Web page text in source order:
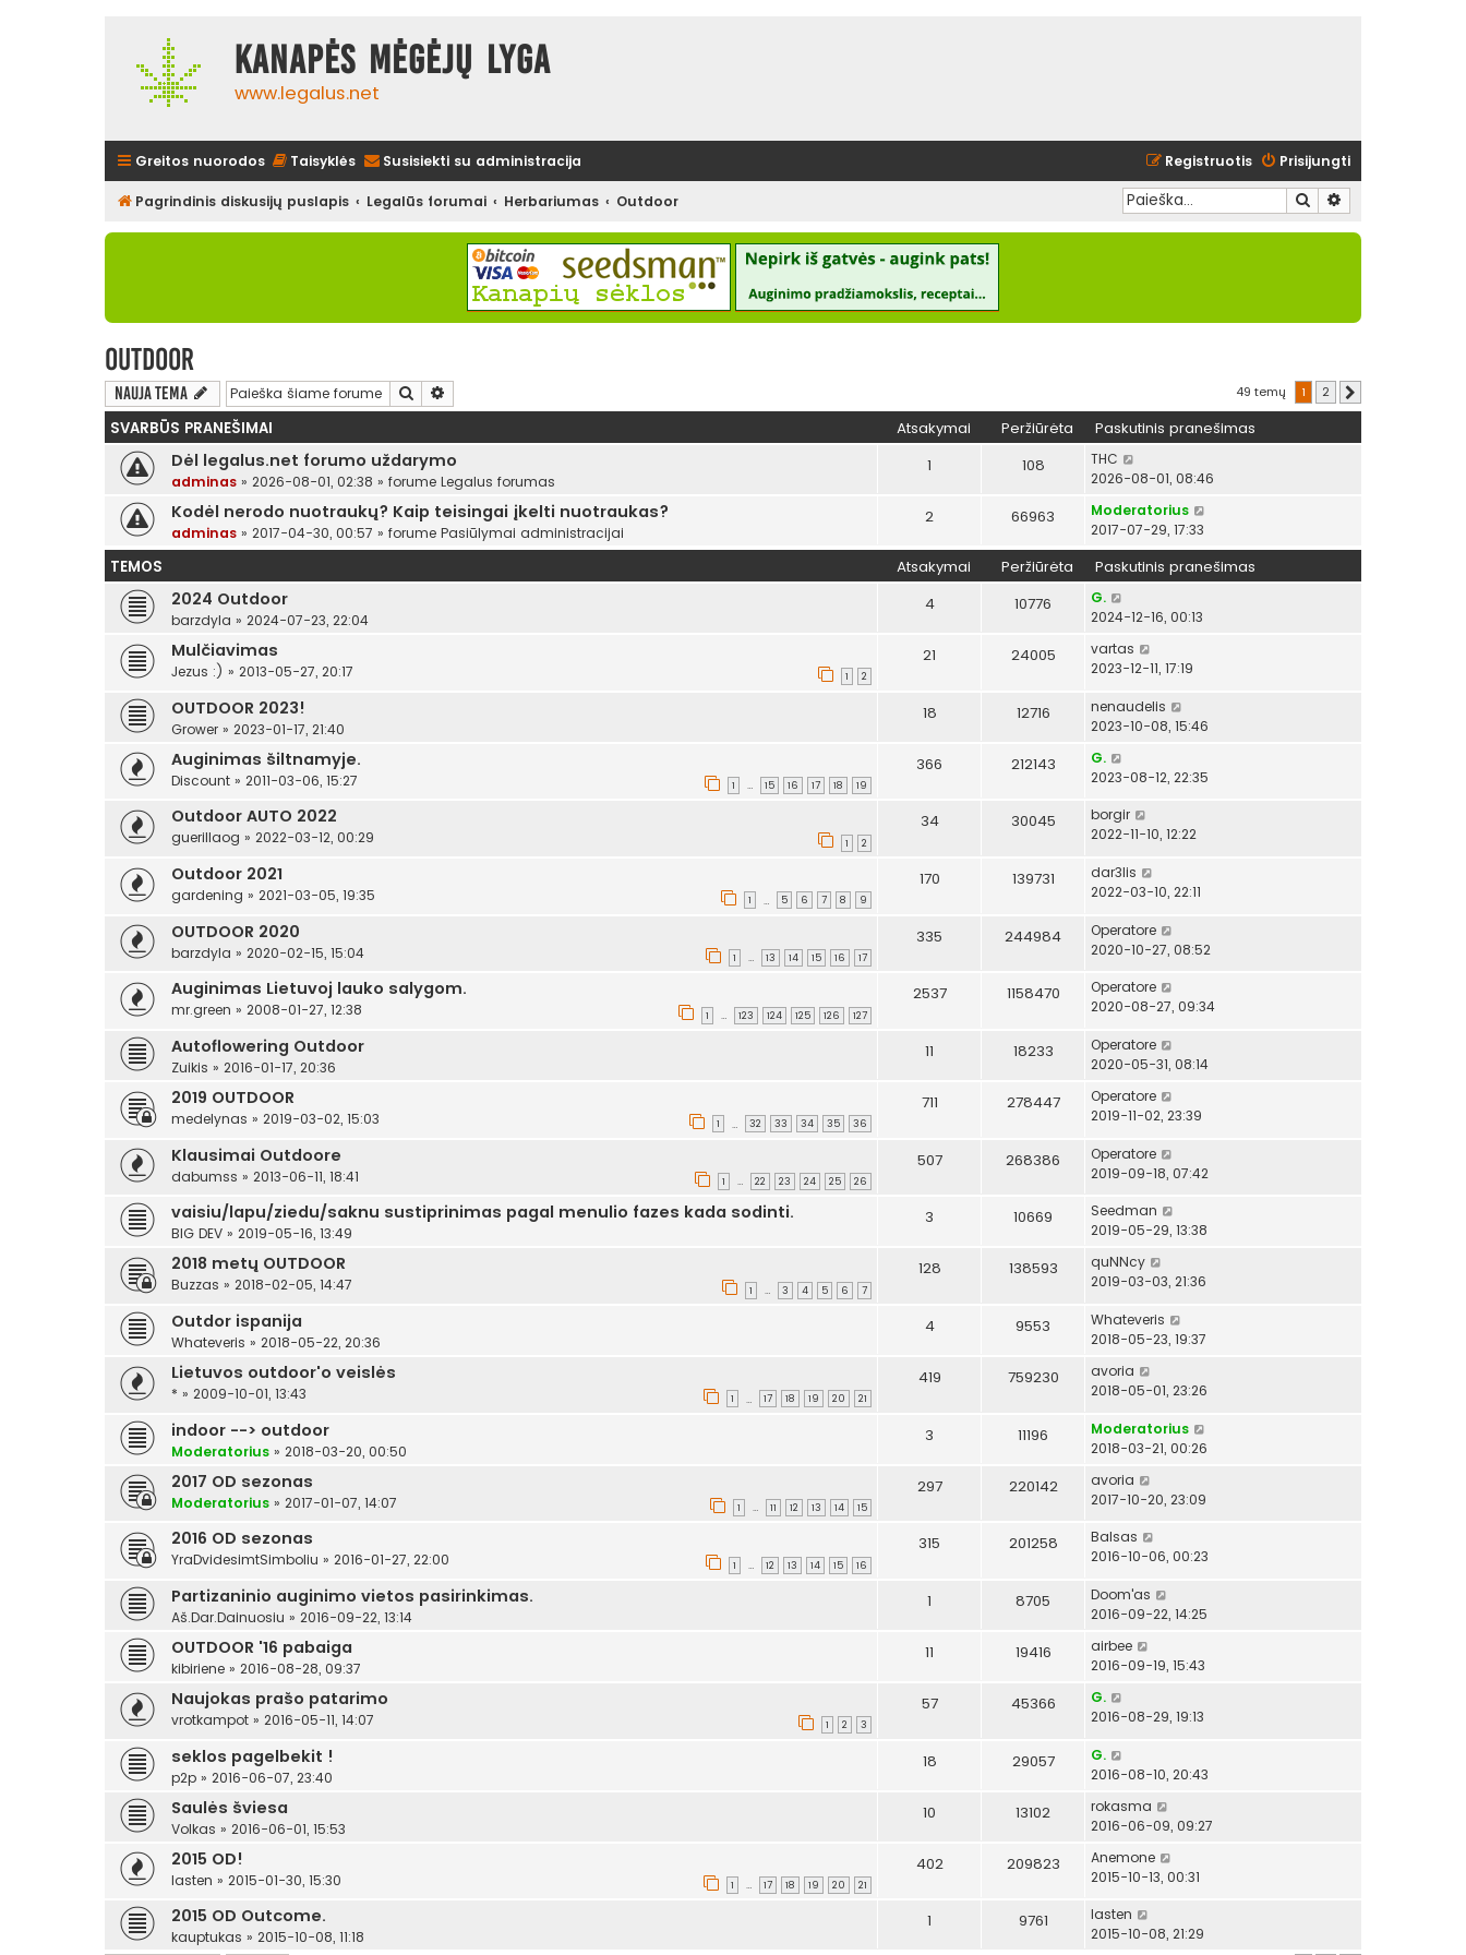
Kanapės mėgėjų lyga
www.legalus.net
Greitos nuorodos Taisyklės Susisiekti su administracija Prisijungti
Registruotis
Pagrindinis diskusijų puslapis Legalūs forumai Herbariumas Outdoor Ieškoti
Outdoor
Nauja tema Ieškoti 49 temų 1 2
SVARBŪS PRANEŠIMAI Atsakymai Peržiūrėta Paskutinis pranešimas
Dėl legalus.net forumo uždarymo
adminas » 2026-08-01, 02:38 » forume Legalus forumas
1 108
THC
2026-08-01, 08:46
Kodėl nerodo nuotraukų? Kaip teisingai įkelti nuotraukas?
adminas » 2017-04-30, 00:57 » forume Pasiūlymai administracijai
2 66963
Moderatorius
2017-07-29, 17:33
TEMOS Atsakymai Peržiūrėta Paskutinis pranešimas
2024 Outdoor
barzdyla » 2024-07-23, 22:04
4 10776
G.
2024-12-16, 00:13
Mulčiavimas
Jezus :) » 2013-05-27, 20:17 1 2
21 24005
vartas
2023-12-11, 17:19
OUTDOOR 2023!
Grower » 2023-01-17, 21:40
18 12716
nenaudelis
2023-10-08, 15:46
Auginimas šiltnamyje.
Discount » 2011-03-06, 15:27 1 … 15 16 17 18 19
366 212143
G.
2023-08-12, 22:35
Outdoor AUTO 2022
guerillaog » 2022-03-12, 00:29 1 2
34 30045
borgir
2022-11-10, 12:22
Outdoor 2021
gardening » 2021-03-05, 19:35 1 … 5 6 7 8 9
170 139731
dar3lis
2022-03-10, 22:11
OUTDOOR 2020
barzdyla » 2020-02-15, 15:04 1 … 13 14 15 16 17
335 244984
Operatore
2020-10-27, 08:52
Auginimas Lietuvoj lauko salygom.
mr.green » 2008-01-27, 12:38 1 … 123 124 125 126 127
2537 1158470
Operatore
2020-08-27, 09:34
Autoflowering Outdoor
Zuikis » 2016-01-17, 20:36
11 18233
Operatore
2020-05-31, 08:14
2019 OUTDOOR
medelynas » 2019-03-02, 15:03 1 … 32 33 34 35 36
711 278447
Operatore
2019-11-02, 23:39
Klausimai Outdoore
dabumss » 2013-06-11, 18:41 1 … 22 23 24 25 26
507 268386
Operatore
2019-09-18, 07:42
vaisiu/lapu/ziedu/saknu sustiprinimas pagal menulio fazes kada sodinti.
BIG DEV » 2019-05-16, 13:49
3 10669
Seedman
2019-05-29, 13:38
2018 metų OUTDOOR
Buzzas » 2018-02-05, 14:47 1 … 3 4 5 6 7
128 138593
quNNcy
2019-03-03, 21:36
Outdor ispanija
Whateveris » 2018-05-22, 20:36
4 9553
Whateveris
2018-05-23, 19:37
Lietuvos outdoor'o veislės
* » 2009-10-01, 13:43 1 … 17 18 19 20 21
419 759230
avoria
2018-05-01, 23:26
indoor --> outdoor
Moderatorius » 2018-03-20, 00:50
3 11196
Moderatorius
2018-03-21, 00:26
2017 OD sezonas
Moderatorius » 2017-01-07, 14:07 1 … 11 12 13 14 15
297 220142
avoria
2017-10-20, 23:09
2016 OD sezonas
YraDvidesimtSimboliu » 2016-01-27, 22:00 1 … 12 13 14 15 16
315 201258
Balsas
2016-10-06, 00:23
Partizaninio auginimo vietos pasirinkimas.
Aš.Dar.Dainuosiu » 2016-09-22, 13:14
1 8705
Doom'as
2016-09-22, 14:25
OUTDOOR '16 pabaiga
kibiriene » 2016-08-28, 09:37
11 19416
airbee
2016-09-19, 15:43
Naujokas prašo patarimo
vrotkampot » 2016-05-11, 14:07 1 2 3
57 45366
G.
2016-08-29, 19:13
seklos pagelbekit !
p2p » 2016-06-07, 23:40
18 29057
G.
2016-08-10, 20:43
Saulės šviesa
Volkas » 2016-06-01, 15:53
10 13102
rokasma
2016-06-09, 09:27
2015 OD!
lasten » 2015-01-30, 15:30 1 … 17 18 19 20 21
402 209823
Anemone
2015-10-13, 00:31
2015 OD Outcome.
kauptukas » 2015-10-08, 11:18
1 9761
lasten
2015-10-08, 21:29